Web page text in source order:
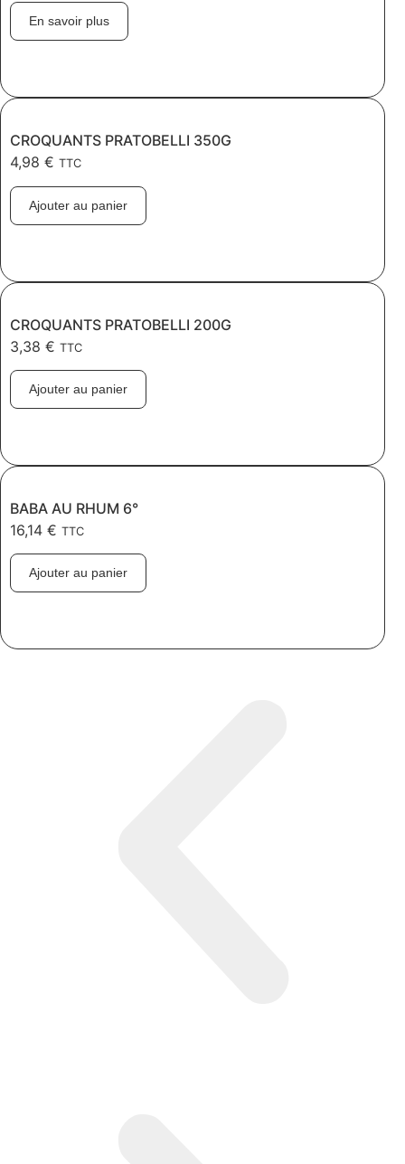
En savoir plus
CROQUANTS PRATOBELLI 350G
4,98 € TTC
Ajouter au panier
CROQUANTS PRATOBELLI 200G
3,38 € TTC
Ajouter au panier
BABA AU RHUM 6°
16,14 € TTC
Ajouter au panier